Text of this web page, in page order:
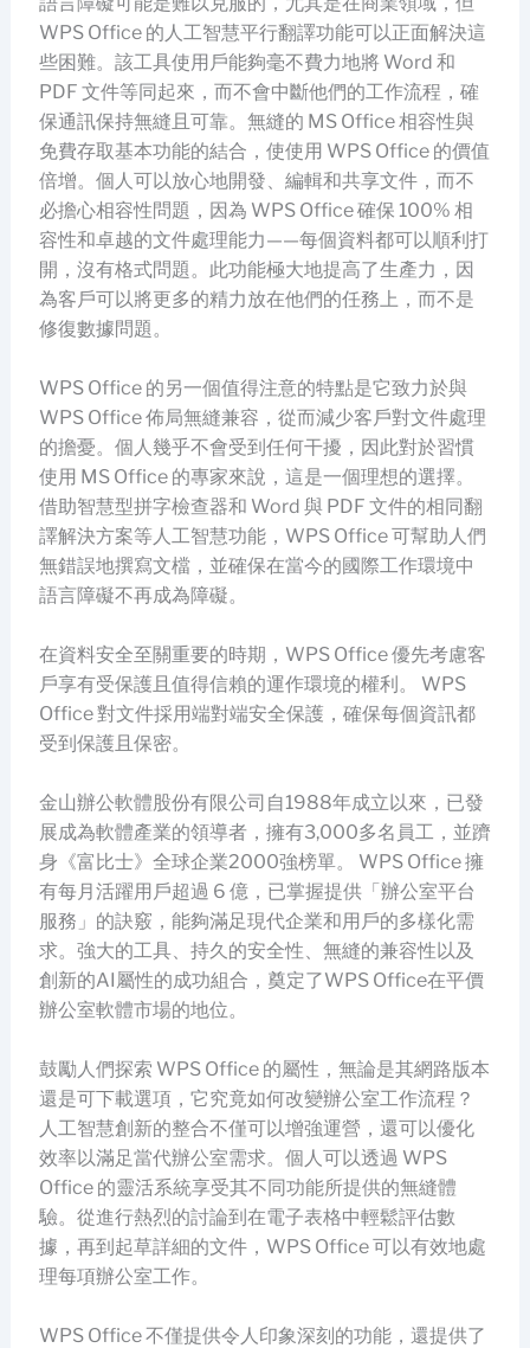
WPS Office 的人工智慧平行翻譯功能可以正面解決這
些困難。該工具使用戶能夠毫不費力地將 Word 和
PDF 文件等同起來，而不會中斷他們的工作流程，確
保通訊保持無縫且可靠。無縫的 MS Office 相容性與
免費存取基本功能的結合，使使用 WPS Office 的價值
倍增。個人可以放心地開發、編輯和共享文件，而不
必擔心相容性問題，因為 WPS Office 確保 100% 相
容性和卓越的文件處理能力——每個資料都可以順利打
開，沒有格式問題。此功能極大地提高了生產力，因
為客戶可以將更多的精力放在他們的任務上，而不是
修復數據問題。
WPS Office 的另一個值得注意的特點是它致力於與
WPS Office 佈局無縫兼容，從而減少客戶對文件處理
的擔憂。個人幾乎不會受到任何干擾，因此對於習慣
使用 MS Office 的專家來說，這是一個理想的選擇。
借助智慧型拼字檢查器和 Word 與 PDF 文件的相同翻
譯解決方案等人工智慧功能，WPS Office 可幫助人們
無錯誤地撰寫文檔，並確保在當今的國際工作環境中
語言障礙不再成為障礙。
在資料安全至關重要的時期，WPS Office 優先考慮客
戶享有受保護且值得信賴的運作環境的權利。 WPS
Office 對文件採用端對端安全保護，確保每個資訊都
受到保護且保密。
金山辦公軟體股份有限公司自1988年成立以來，已發
展成為軟體產業的領導者，擁有3,000多名員工，並躋
身《富比士》全球企業2000強榜單。 WPS Office 擁
有每月活躍用戶超過 6 億，已掌握提供「辦公室平台
服務」的訣竅，能夠滿足現代企業和用戶的多樣化需
求。強大的工具、持久的安全性、無縫的兼容性以及
創新的AI屬性的成功組合，奠定了WPS Office在平價
辦公室軟體市場的地位。
鼓勵人們探索 WPS Office 的屬性，無論是其網路版本
還是可下載選項，它究竟如何改變辦公室工作流程？
人工智慧創新的整合不僅可以增強運營，還可以優化
效率以滿足當代辦公室需求。個人可以透過 WPS
Office 的靈活系統享受其不同功能所提供的無縫體
驗。從進行熱烈的討論到在電子表格中輕鬆評估數
據，再到起草詳細的文件，WPS Office 可以有效地處
理每項辦公室工作。
WPS Office 不僅提供令人印象深刻的功能，還提供了